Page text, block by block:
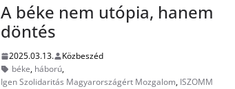
A béke nem utópia, hanem
döntés
2025.03.13.
Közbeszéd
béke, háború,
Igen Szolidaritás Magyarországért Mozgalom, ISZOMM